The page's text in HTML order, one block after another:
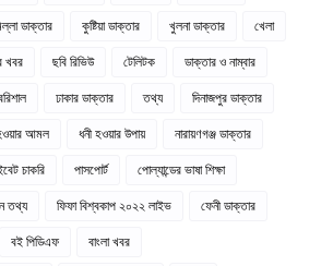
ডাক্তার কুষ্টিয়া ডাক্তার খুলনা ডাক্তার
খেলা
খবর ছবি রিভিউ টেলিটক
ডাক্তার ও নাম্বার
ঢাকার ডাক্তার তথ্য
দিনাজপুর ডাক্তার
আমল ধনী হওয়ার উপায়
নারায়ণগঞ্জ ডাক্তার
চাকরি পাসপোর্ট
পোল্যান্ডের ভাষা শিক্ষা
তথ্য ফিফা বিশ্বকাপ ২০২২ লাইভ
ফেনী ডাক্তার
বই পিডিএফ
বাংলা খবর